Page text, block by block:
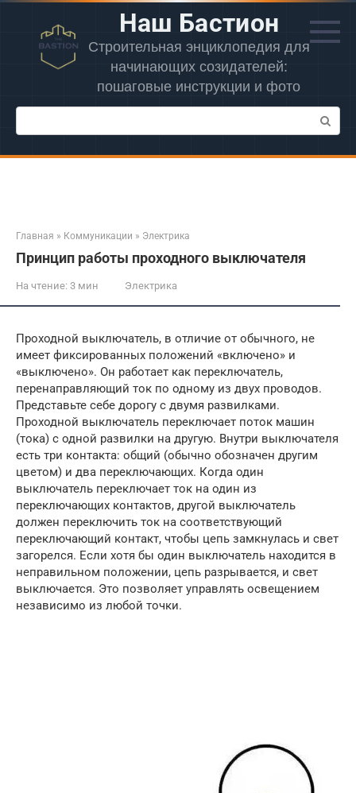
Перейти
контенту
Наш Бастион
Строительная энциклопедия для
начинающих созидателей:
пошаговые инструкции и фото
Поиск:
Главная » Коммуникации » Электрика
Принцип работы проходного выключателя
На чтение: 3 мин Электрика
Проходной выключатель, в отличие от обычного, не
имеет фиксированных положений «включено» и
«выключено». Он работает как переключатель,
перенаправляющий ток по одному из двух проводов.
Представьте себе дорогу с двумя развилками.
Проходной выключатель переключает поток машин
(тока) с одной развилки на другую. Внутри выключателя
есть три контакта: общий (обычно обозначен другим
цветом) и два переключающих. Когда один
выключатель переключает ток на один из
переключающих контактов, другой выключатель
должен переключить ток на соответствующий
переключающий контакт, чтобы цепь замкнулась и свет
загорелся. Если хотя бы один выключатель находится в
неправильном положении, цепь разрывается, и свет
выключается. Это позволяет управлять освещением
независимо из любой точки.